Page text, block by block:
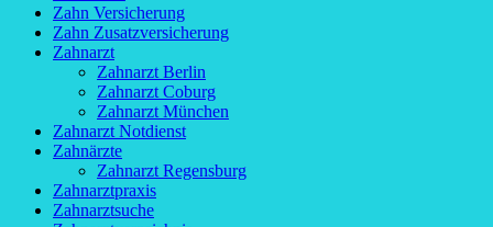
Zahn Versicherung
Zahn Zusatzversicherung
Zahnarzt
Zahnarzt Berlin
Zahnarzt Coburg
Zahnarzt München
Zahnarzt Notdienst
Zahnärzte
Zahnarzt Regensburg
Zahnarztpraxis
Zahnarztsuche